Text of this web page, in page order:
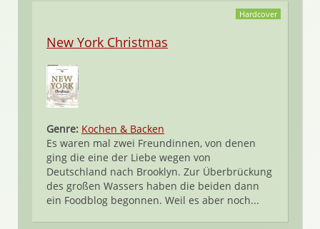
Hardcover
New York Christmas
Genre: Kochen & Backen
Es waren mal zwei Freundinnen, von denen
ging die eine der Liebe wegen von
Deutschland nach Brooklyn. Zur Überbrückung
des großen Wassers haben die beiden dann
ein Foodblog begonnen. Weil es aber noch...